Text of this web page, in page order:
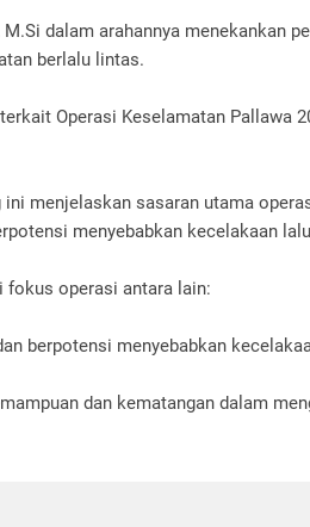
dalam arahannya menekankan
berlalu lintas.
Operasi Keselamatan Pallawa
menjelaskan sasaran utama
menyebabkan kecelakaan
fokus operasi antara lain:
berpotensi menyebabkan
dan kematangan dalam